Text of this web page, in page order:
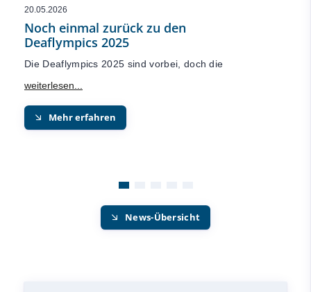
20.05.2026
Noch einmal zurück zu den
Deaflympics 2025
Die Deaflympics 2025 sind vorbei, doch die
Mehr erfahren
News-Übersicht